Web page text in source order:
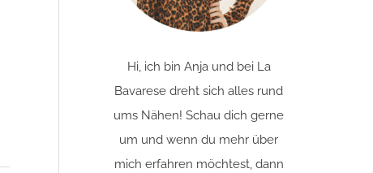
Hi, ich bin Anja und bei La
Bavarese dreht sich alles rund
ums Nähen! Schau dich gerne
um und wenn du mehr über
mich erfahren möchtest, dann